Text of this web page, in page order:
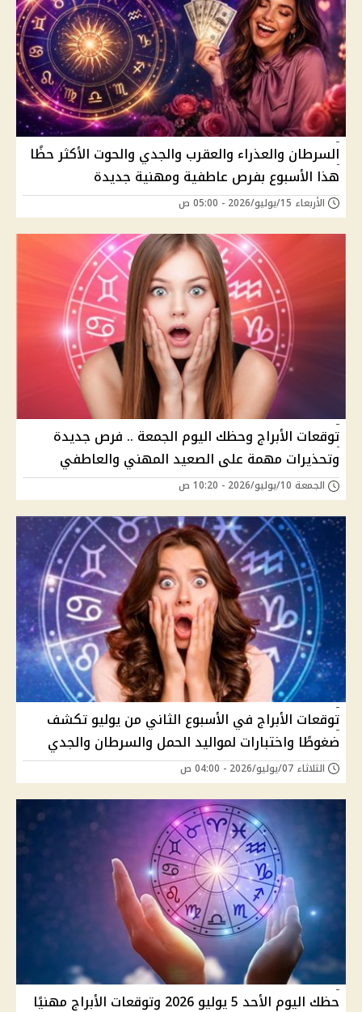
السرطان والعذراء والعقرب والجدي والحوت الأكثر حظًا
هذا الأسبوع بفرص عاطفية ومهنية جديدة
الأربعاء 15/يوليو/2026 - 05:00 ص
توقعات الأبراج وحظك اليوم الجمعة .. فرص جديدة
وتحذيرات مهمة على الصعيد المهني والعاطفي
الجمعة 10/يوليو/2026 - 10:20 ص
توقعات الأبراج في الأسبوع الثاني من يوليو تكشف
ضغوطًا واختبارات لمواليد الحمل والسرطان والجدي
الثلاثاء 07/يوليو/2026 - 04:00 ص
حظك اليوم الأحد 5 يوليو 2026 وتوقعات الأبراج مهنيًا